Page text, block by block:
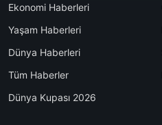
Ekonomi Haberleri
Yaşam Haberleri
Dünya Haberleri
Tüm Haberler
Dünya Kupası 2026